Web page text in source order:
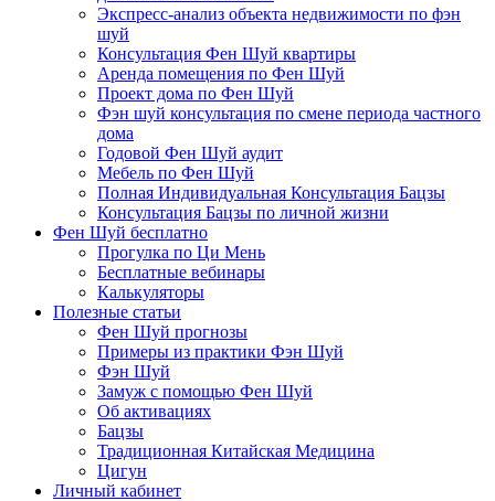
Экспресс-анализ объекта недвижимости по фэн
шуй
Консультация Фен Шуй квартиры
Аренда помещения по Фен Шуй
Проект дома по Фен Шуй
Фэн шуй консультация по смене периода частного
дома
Годовой Фен Шуй аудит
Мебель по Фен Шуй
Полная Индивидуальная Консультация Бацзы
Консультация Бацзы по личной жизни
Фен Шуй бесплатно
Прогулка по Ци Мень
Бесплатные вебинары
Калькуляторы
Полезные статьи
Фен Шуй прогнозы
Примеры из практики Фэн Шуй
Фэн Шуй
Замуж с помощью Фен Шуй
Об активациях
Бацзы
Традиционная Китайская Медицина
Цигун
Личный кабинет